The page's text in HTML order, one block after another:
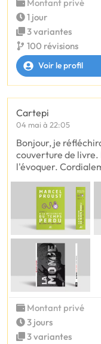
Montant privé
1 jour
3 variantes
100 révisions
Voir le profil
Cartepi
04 mai à 22:05
Bonjour, je
couverture de
l'évoquer.
Montant privé
3 jours
3 variantes